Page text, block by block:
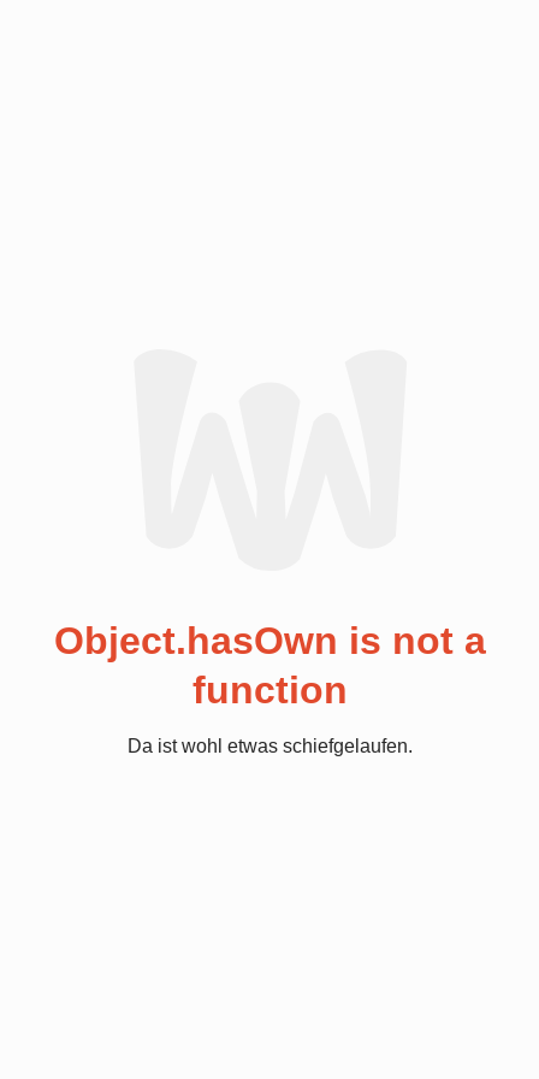
Object.hasOwn is not a
function
Da ist wohl etwas schiefgelaufen.